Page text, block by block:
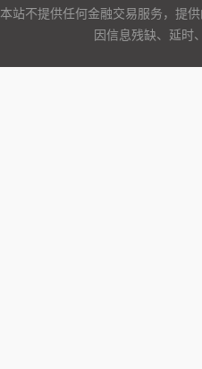
本站不提供任何金融交易服务，提
因信息残缺、延时